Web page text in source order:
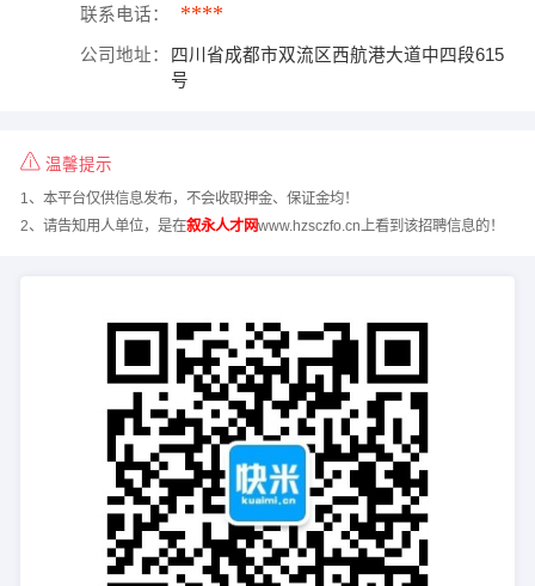
联系电话： ****
公司地址：
四川省成都市双流区西航港大道中四段615
号
温馨提示
1、本平台仅供信息发布，不会收取押金、保证金均！
2、请告知用人单位，是在叙永人才网www.hzsczfo.cn上看到该招聘信息的！